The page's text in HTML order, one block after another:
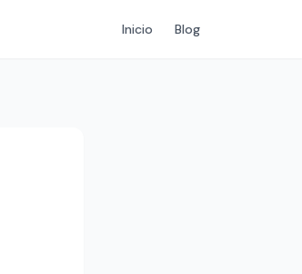
Inicio Blog